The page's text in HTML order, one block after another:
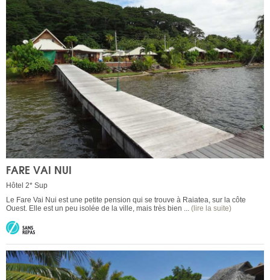
FARE VAI NUI
Hôtel 2* Sup
Le Fare Vai Nui est une petite pension qui se trouve à Raiatea, sur la côte
Ouest. Elle est un peu isolée de la ville, mais très bien ... (lire la suite)